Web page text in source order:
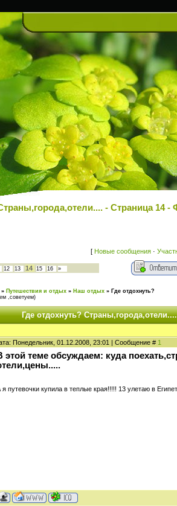
- Страница
[ Новые сообщения ·
12 13 14 15 16 »
» Путешествия и отдых » Наш отдых » Где отдохнуть?
,советуем)
Где отдохнуть? Cтраны,города,отели....
Понедельник, 01.12.2008, 23:01 | Сообщение # 1
этой теме обсуждаем: куда
я путевочки купила в теплые края!!!!! 13 улетаю в